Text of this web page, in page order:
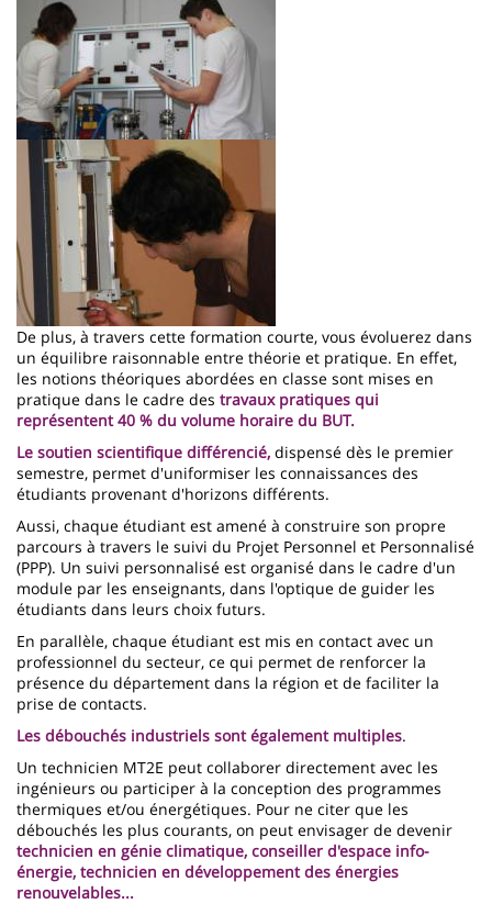
Imagen
De plus, à travers cette formation courte, vous évoluerez dans
un équilibre raisonnable entre théorie et pratique. En effet,
les notions théoriques abordées en classe sont mises en
pratique dans le cadre des travaux pratiques qui
représentent 40 % du volume horaire du BUT.
Le soutien scientifique différencié, dispensé dès le premier
semestre, permet d'uniformiser les connaissances des
étudiants provenant d'horizons différents.
Aussi, chaque étudiant est amené à construire son propre
parcours à travers le suivi du Projet Personnel et Personnalisé
(PPP). Un suivi personnalisé est organisé dans le cadre d'un
module par les enseignants, dans l'optique de guider les
étudiants dans leurs choix futurs.
En parallèle, chaque étudiant est mis en contact avec un
professionnel du secteur, ce qui permet de renforcer la
présence du département dans la région et de faciliter la
prise de contacts.
Les débouchés industriels sont également multiples.
Un technicien MT2E peut collaborer directement avec les
ingénieurs ou participer à la conception des programmes
thermiques et/ou énergétiques. Pour ne citer que les
débouchés les plus courants, on peut envisager de devenir
technicien en génie climatique, conseiller d'espace info-
énergie, technicien en développement des énergies
renouvelables...